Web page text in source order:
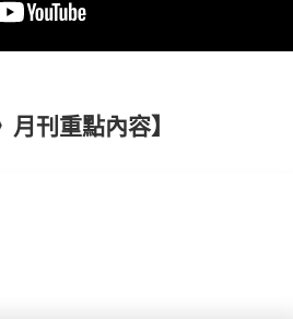
月刊重點內容】